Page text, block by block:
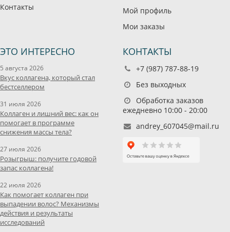
Контакты
Мой профиль
Мои заказы
ЭТО ИНТЕРЕСНО
5 августа 2026
Вкус коллагена, который стал
бестселлером
31 июля 2026
Коллаген и лишний вес: как он
помогает в программе
снижения массы тела?
27 июля 2026
Розыгрыш: получите годовой
запас коллагена!
22 июля 2026
Как помогает коллаген при
выпадении волос? Механизмы
действия и результаты
исследований
КОНТАКТЫ
+7 (987) 787-88-19
Без выходных
Обработка заказов
ежедневно 10:00 - 20:00
andrey_607045@mail.ru